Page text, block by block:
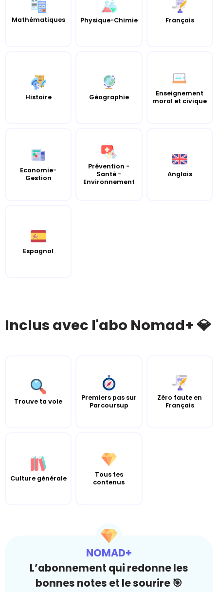
Mathématiques Physique-Chimie Français
Histoire Géographie
Enseignement
moral et civique
Economie-
Gestion
Prévention -
Santé -
Environnement
Anglais
Espagnol
Inclus avec l'abo Nomad+ 💎
Trouve ta voie
Premiers pas sur
Parcoursup
Zéro faute en
Français
Culture générale
Tous tes
contenus
NOMAD+
L’abonnement qui redonne les
bonnes notes et le sourire 🎯